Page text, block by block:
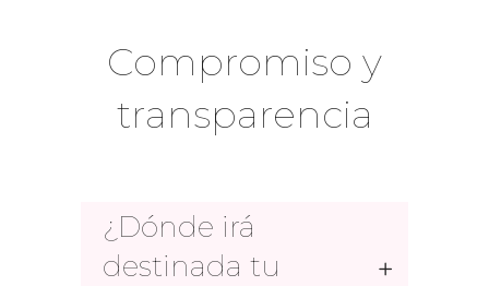
Compromiso y
transparencia
¿Dónde irá
destinada tu